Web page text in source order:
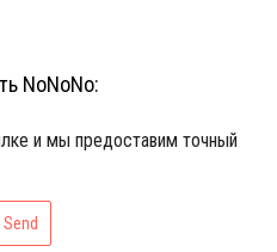
NoNoNo:
и мы предоставим точный
Send